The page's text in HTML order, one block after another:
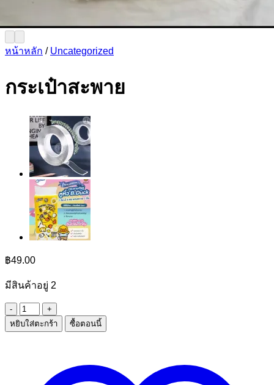
หน้าหลัก / Uncategorized
กระเป๋าสะพาย
฿49.00
มีสินค้าอยู่ 2
จำนวน
กระเป๋า
หยิบใส่ตะกร้า ซื้อตอนนี้